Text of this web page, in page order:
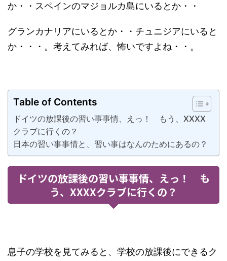
か・・スペインのマジョルカ島にいるとか・・
グランカナリアにいるとか・・チュニジアにいると
か・・・。考えてみれば、怖いですよね・・。
Table of Contents
ドイツの放課後の習い事事情、えっ！ もう、XXXX
クラブに行くの？
日本の習い事事情と、習い事はなんのためにあるの？
ドイツの放課後の習い事事情、えっ！ も
う、XXXXクラブに行くの？
息子の学校を見てみると、学校の放課後にできるク